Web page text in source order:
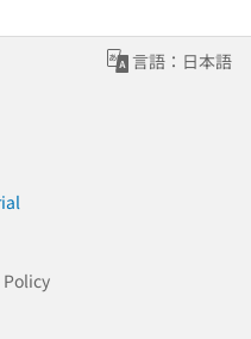
言語：日本語
Policy